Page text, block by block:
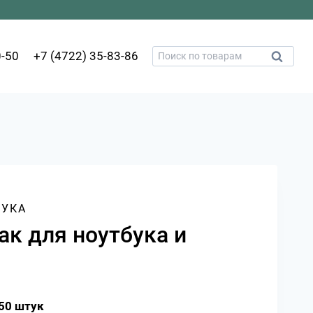
50 +7 (4722) 35-83-86 Искать: Поиск
для ноутбука и
штук